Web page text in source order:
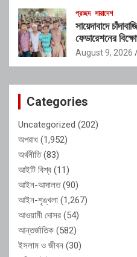
প্রচ্ছদ সারাদেশ
সায়েদাবাদে
ফেডারেশনের
August 9, 2026
Categories
Uncategorized (202)
অপরাধ (1,952)
অর্থনীতি(83)
আইটি বিশ্ব (11)
আইন-আদালত(90)
আইন-শৃঙ্খলা (1,267)
আওয়ামী দোসর (54)
আন্তর্জাতিক (582)
ইসলাম ও জীবন (30)